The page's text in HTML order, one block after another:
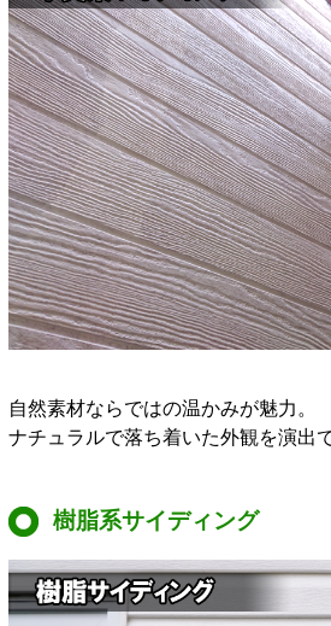
自然素材ならではの温かみが魅力。
ナチュラルで落ち着いた外観を演出
樹脂系サイディング